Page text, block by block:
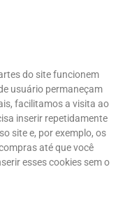
do site funcionem
usuário permaneçam
facilitamos a visita ao
inserir repetidamente
site e, por exemplo, os
até que você
esses cookies sem o